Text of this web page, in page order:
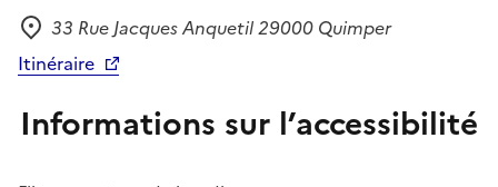
Adresse
33 Rue Jacques Anquetil 29000 Quimper
Itinéraire
Informations sur l’accessibilité